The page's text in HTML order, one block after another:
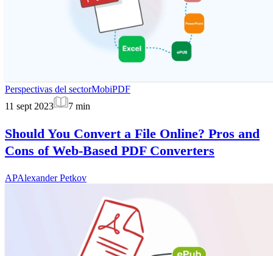
Perspectivas del sectorMobiPDF
11 sept 2023
7 min
Should You Convert a File Online? Pros and
Cons of Web-Based PDF Converters
APAlexander Petkov